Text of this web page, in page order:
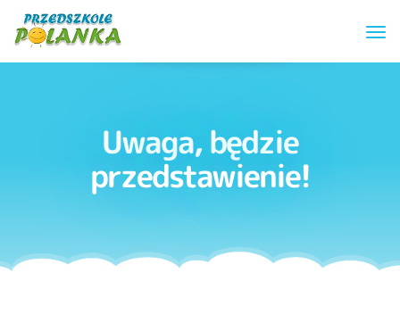
Uwaga, będzie
przedstawienie!